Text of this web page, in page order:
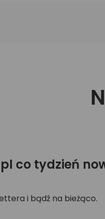
co tydzień
i bądź na bieżąco.